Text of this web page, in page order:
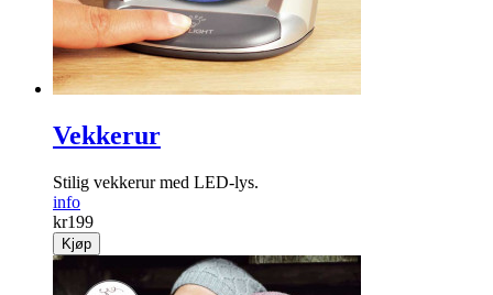
Vekkerur
Stilig vekkerur med LED-lys.
info
kr199
Kjøp